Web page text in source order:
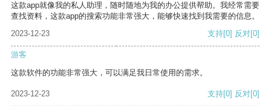
这款app就像我的私人助理，随时随地为我的办公提供帮助。我经常需要
查找资料，这款app的搜索功能非常强大，能够快速找到我需要的信息。
2023-12-23
支持[0] 反对[0]
游客
这款软件的功能非常强大，可以满足我日常使用的需求。
2023-12-23 支持[0] 反对[0]